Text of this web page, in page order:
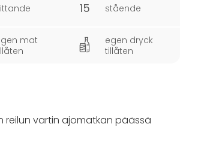
15 stående
mat
egen dryck
tillåten
reilun vartin ajomatkan päässä